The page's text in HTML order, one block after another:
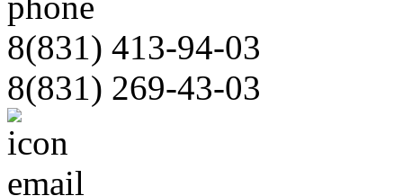
8(831) 413-94-03
8(831) 269-43-03